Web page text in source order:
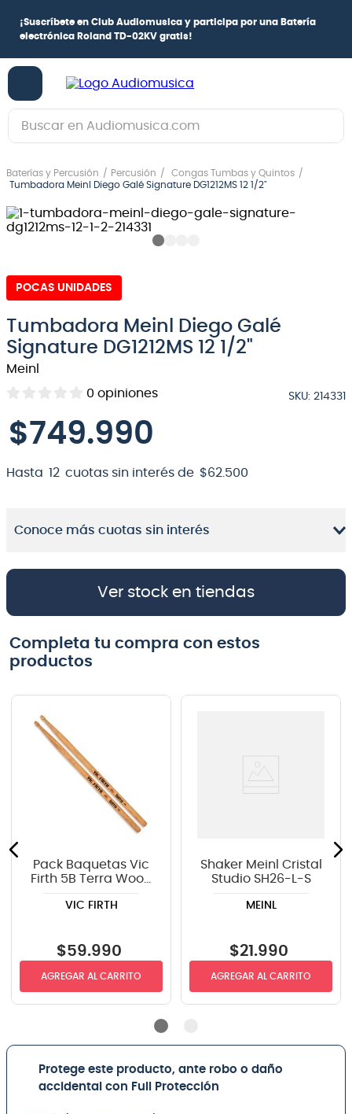
¡Suscríbete en Club Audiomusica y participa por una Batería
electrónica Roland TD-02KV gratis!
Buscar en Audiomusica.com
Baterías y Percusión Percusión
Congas Tumbas y Quintos
Tumbadora Meinl Diego Galé Signature DG1212MS 12 1/2"
POCAS UNIDADES
Tumbadora Meinl Diego Galé
Signature DG1212MS 12 1/2"
Meinl
0 opiniones SKU: 214331
$749.990
Hasta 12 cuotas sin interés de $62 500
Conoce más cuotas sin interés
Ver stock en tiendas
Completa tu compra con estos
productos
Pack Baquetas Vic
Firth 5B Terra Wood
VIC FIRTH
$59.990
AGREGAR AL CARRITO
Shaker Meinl Cristal
Studio SH26-L-S
MEINL
$21 .990
AGREGAR AL CARRITO
Protege este producto, ante robo o daño
accidental con Full Protección
1.
guitarra electrica
2.
bajo
guitarra electroacústica
5.
amplificador
6.
guitarra
7.
teclado
8.
10
. violin